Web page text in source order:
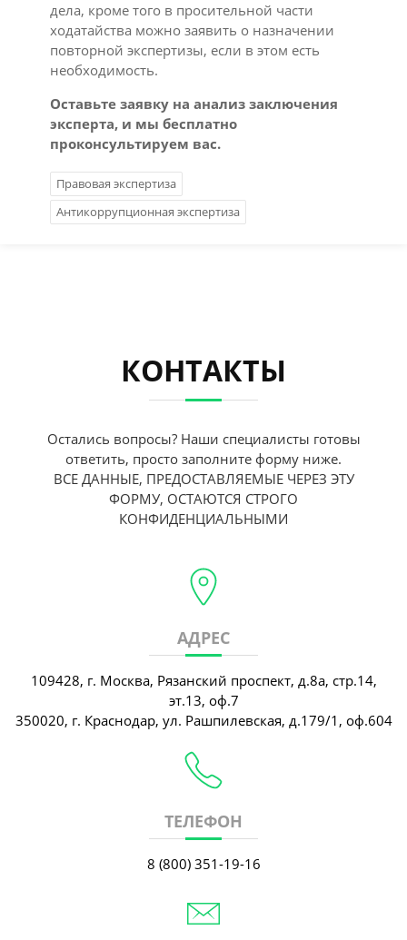
дела, кроме того в просительной части
ходатайства можно заявить о назначении
повторной экспертизы, если в этом есть
необходимость.
Оставьте заявку на анализ заключения
эксперта, и мы бесплатно
проконсультируем вас.
Правовая экспертиза
Антикоррупционная экспертиза
КОНТАКТЫ
Остались вопросы? Наши специалисты готовы
ответить, просто заполните форму ниже.
ВСЕ ДАННЫЕ, ПРЕДОСТАВЛЯЕМЫЕ ЧЕРЕЗ ЭТУ
ФОРМУ, ОСТАЮТСЯ СТРОГО
КОНФИДЕНЦИАЛЬНЫМИ
АДРЕС
109428, г. Москва, Рязанский проспект, д.8а, стр.14,
эт.13, оф.7
350020, г. Краснодар, ул. Рашпилевская, д.179/1, оф.604
ТЕЛЕФОН
8 (800) 351-19-16